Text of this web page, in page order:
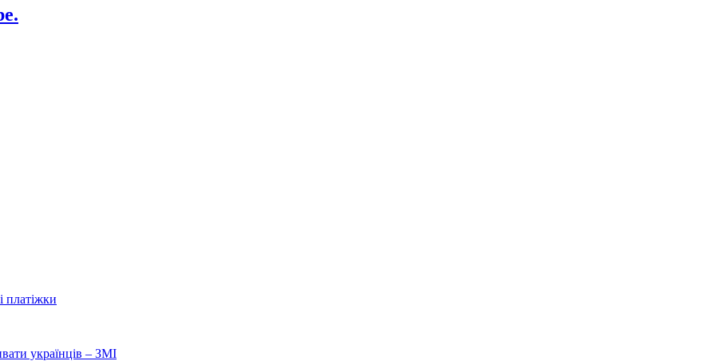
платіжки
українців – ЗМІ